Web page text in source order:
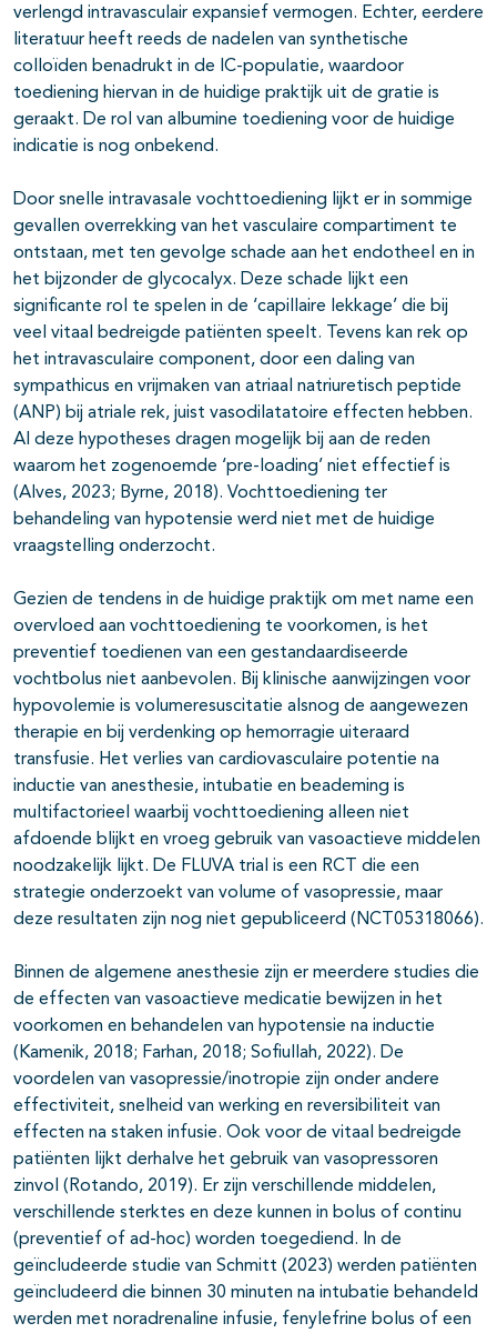
verlengd intravasculair expansief vermogen. Echter, eerdere
literatuur heeft reeds de nadelen van synthetische
colloïden benadrukt in de IC-populatie, waardoor
toediening hiervan in de huidige praktijk uit de gratie is
geraakt. De rol van albumine toediening voor de huidige
indicatie is nog onbekend.
Door snelle intravasale vochttoediening lijkt er in sommige
gevallen overrekking van het vasculaire compartiment te
ontstaan, met ten gevolge schade aan het endotheel en in
het bijzonder de glycocalyx. Deze schade lijkt een
significante rol te spelen in de ‘capillaire lekkage’ die bij
veel vitaal bedreigde patiënten speelt. Tevens kan rek op
het intravasculaire component, door een daling van
sympathicus en vrijmaken van atriaal natriuretisch peptide
(ANP) bij atriale rek, juist vasodilatatoire effecten hebben.
Al deze hypotheses dragen mogelijk bij aan de reden
waarom het zogenoemde ‘pre-loading’ niet effectief is
(Alves, 2023; Byrne, 2018). Vochttoediening ter
behandeling van hypotensie werd niet met de huidige
vraagstelling onderzocht.
Gezien de tendens in de huidige praktijk om met name een
overvloed aan vochttoediening te voorkomen, is het
preventief toedienen van een gestandaardiseerde
vochtbolus niet aanbevolen. Bij klinische aanwijzingen voor
hypovolemie is volumeresuscitatie alsnog de aangewezen
therapie en bij verdenking op hemorragie uiteraard
transfusie. Het verlies van cardiovasculaire potentie na
inductie van anesthesie, intubatie en beademing is
multifactorieel waarbij vochttoediening alleen niet
afdoende blijkt en vroeg gebruik van vasoactieve middelen
noodzakelijk lijkt. De FLUVA trial is een RCT die een
strategie onderzoekt van volume of vasopressie, maar
deze resultaten zijn nog niet gepubliceerd (NCT05318066).
Binnen de algemene anesthesie zijn er meerdere studies die
de effecten van vasoactieve medicatie bewijzen in het
voorkomen en behandelen van hypotensie na inductie
(Kamenik, 2018; Farhan, 2018; Sofiullah, 2022). De
voordelen van vasopressie/inotropie zijn onder andere
effectiviteit, snelheid van werking en reversibiliteit van
effecten na staken infusie. Ook voor de vitaal bedreigde
patiënten lijkt derhalve het gebruik van vasopressoren
zinvol (Rotando, 2019). Er zijn verschillende middelen,
verschillende sterktes en deze kunnen in bolus of continu
(preventief of ad-hoc) worden toegediend. In de
geïncludeerde studie van Schmitt (2023) werden patiënten
geïncludeerd die binnen 30 minuten na intubatie behandeld
werden met noradrenaline infusie, fenylefrine bolus of een